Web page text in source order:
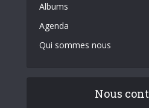
Albums
Agenda
Qui sommes nous
Nous